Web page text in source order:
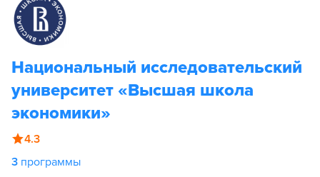
Национальный исследовательский
университет «Высшая школа
экономики»
4.3
3 программы